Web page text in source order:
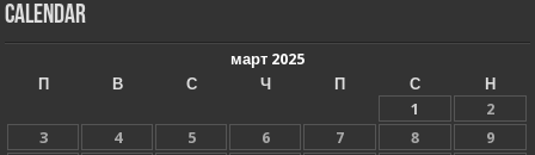
Calendar
март 2025
П
В С Ч П С
Н
1
2
3
4 5 6 7 8
9